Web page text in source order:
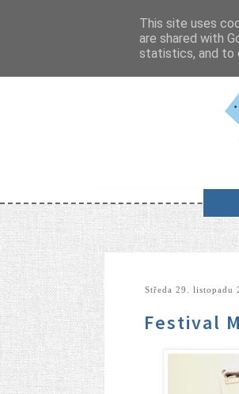
středa 29. listopadu
Festival
This site uses
are shared with
statistics, and to